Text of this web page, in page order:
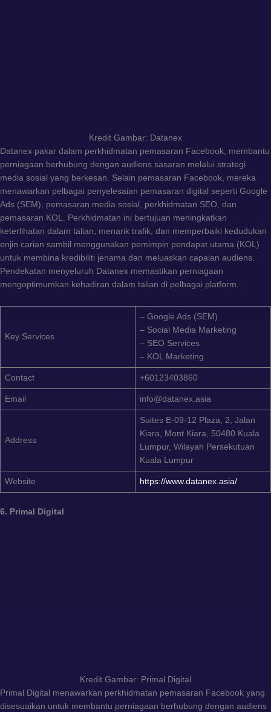
Kredit Gambar: Datanex
Datanex pakar dalam perkhidmatan pemasaran Facebook, membantu
perniagaan berhubung dengan audiens sasaran melalui strategi
media sosial yang berkesan. Selain pemasaran Facebook, mereka
menawarkan pelbagai penyelesaian pemasaran digital seperti Google
Ads (SEM), pemasaran media sosial, perkhidmatan SEO, dan
pemasaran KOL. Perkhidmatan ini bertujuan meningkatkan
keterlihatan dalam talian, menarik trafik, dan memperbaiki kedudukan
enjin carian sambil menggunakan pemimpin pendapat utama (KOL)
untuk membina kredibiliti jenama dan meluaskan capaian audiens.
Pendekatan menyeluruh Datanex memastikan perniagaan
mengoptimumkan kehadiran dalam talian di pelbagai platform.
Key Services
– Google Ads (SEM)
– Social Media Marketing
– SEO Services
– KOL Marketing
Contact +60123403860
Email info@datanex.asia
Address
Suites E-09-12 Plaza, 2, Jalan
Kiara, Mont Kiara, 50480 Kuala
Lumpur, Wilayah Persekutuan
Kuala Lumpur
Website https://www.datanex.asia/
6. Primal Digital
Kredit Gambar: Primal Digital
Primal Digital menawarkan perkhidmatan pemasaran Facebook yang
disesuaikan untuk membantu perniagaan berhubung dengan audiens